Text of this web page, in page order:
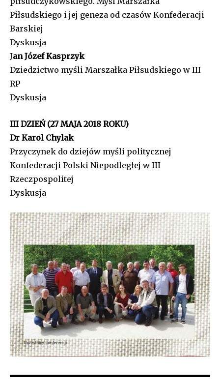
Piłsudskiego i jej geneza od czasów Konfederacji
Barskiej
Dyskusja
Jan Józef Kasprzyk
Dziedzictwo myśli Marszałka Piłsudskiego w III
RP
Dyskusja
III DZIEŃ (27 MAJA 2018 ROKU)
Dr Karol Chylak
Przyczynek do dziejów myśli politycznej
Konfederacji Polski Niepodległej w III
Rzeczpospolitej
Dyskusja